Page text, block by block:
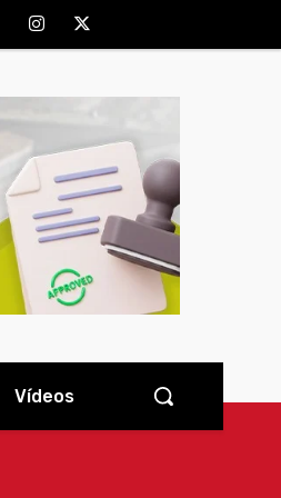
Vídeos